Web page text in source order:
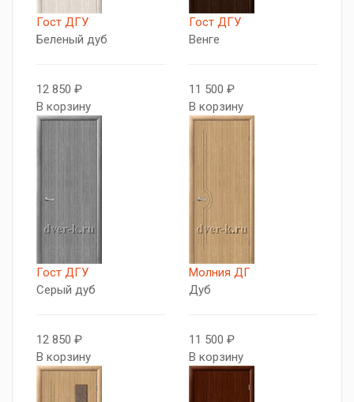
Гост ДГУ
Беленый дуб
12 850 ₽
В корзину
Гост ДГУ
Венге
11 500 ₽
В корзину
Гост ДГУ
Серый дуб
12 850 ₽
В корзину
Молния ДГ
Дуб
11 500 ₽
В корзину